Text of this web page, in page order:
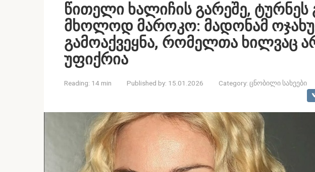
წითელი ხალიჩის გარეშე, ტურნეს
მხოლოდ მაროკო: მადონამ
გამოაქვეყნა, რომელთა ხილვაც
უფიქრია
Reading: 14 min Published by: 15.01.2026 Category: ცნობილი სახეები